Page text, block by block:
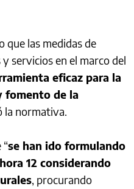
que las medidas de
servicios en el marco del
eficaz para la
fomento de la
la normativa.
se han ido formulando
12 considerando
, procurando